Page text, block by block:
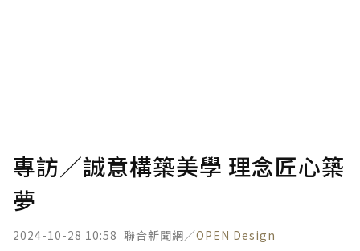
專訪／誠意構築美學 理念匠心築
夢
2024-10-28 10:58 聯合新聞網／OPEN Design